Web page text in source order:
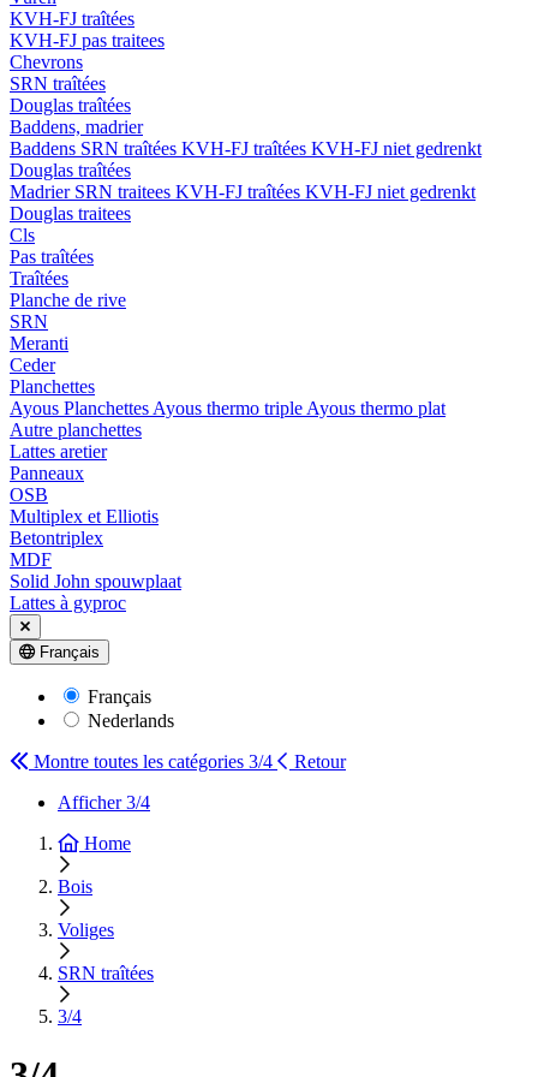
KVH-FJ traîtées
KVH-FJ pas traitees
Chevrons
SRN traîtées
Douglas traîtées
Baddens, madrier
Baddens SRN traîtées KVH-FJ traîtées KVH-FJ niet gedrenkt
Douglas traîtées
Madrier SRN traitees KVH-FJ traîtées KVH-FJ niet gedrenkt
Douglas traitees
Cls
Pas traîtées
Traîtées
Planche de rive
SRN
Meranti
Ceder
Planchettes
Ayous Planchettes Ayous thermo triple Ayous thermo plat
Autre planchettes
Lattes aretier
Panneaux
OSB
Multiplex et Elliotis
Betontriplex
MDF
Solid John spouwplaat
Lattes à gyproc
Français
Français
Nederlands
Montre toutes les catégories 3/4
Retour
Afficher 3/4
Home
Bois
Voliges
SRN traîtées
3/4